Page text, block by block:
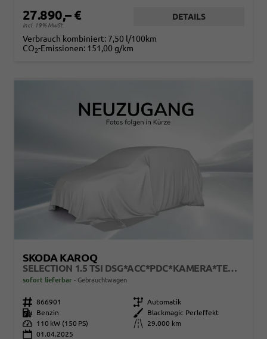
27.890,– €
incl. 19% MwSt.
DETAILS
Verbrauch kombiniert: 7,50 l/100km
CO2-Emissionen: 151,00 g/km
SKODA KAROQ
SELECTION 1.5 TSI DSG*ACC*PDC*KAMERA*TEMPOMAT*LED*SMARTLINK*KLIMA*RADIO*17-ZOLL
sofort lieferbar Gebrauchtwagen
Fahrzeugnr. 866901 Getriebe Automatik
Kraftstoff
Benzin Außenfarbe
Blackmagic Perleffekt
Leistung
110 kW (150 PS) Kilometerstand
29.000 km
01.04.2025